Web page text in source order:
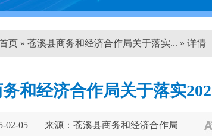
页 » 苍溪县商务和经济合作局关于落实... » 详情
和经济合作局关于落实
02-05 来源：苍溪县商务和经济合作局